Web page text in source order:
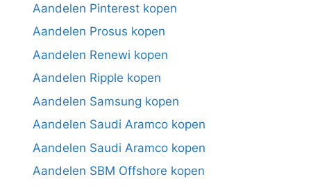
Aandelen Pinterest kopen
Aandelen Prosus kopen
Aandelen Renewi kopen
Aandelen Ripple kopen
Aandelen Samsung kopen
Aandelen Saudi Aramco kopen
Aandelen Saudi Aramco kopen
Aandelen SBM Offshore kopen